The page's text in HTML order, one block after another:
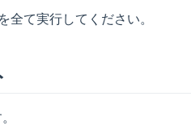
全て実行してください。